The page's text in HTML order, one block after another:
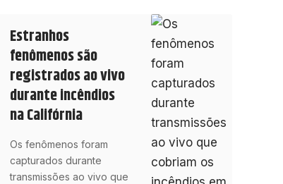
Estranhos
fenômenos são
registrados ao vivo
durante incêndios
na Califórnia
Os fenômenos foram
capturados durante
transmissões ao vivo que